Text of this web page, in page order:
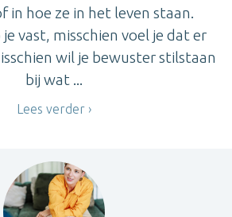
in hoe ze in het leven staan.
vast, misschien voel je dat er
wil je bewuster stilstaan
bij wat ...
Lees verder